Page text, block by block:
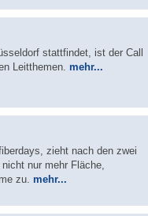
stattfindet, ist der Call
Leitthemen. mehr...
zieht nach den zwei
nur mehr Fläche,
zu. mehr...